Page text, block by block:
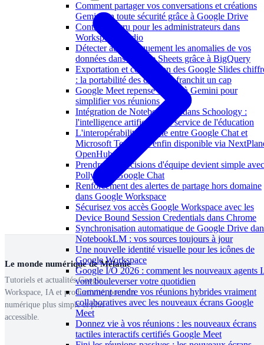
Comment partager vos conversations et créations
Gemini en toute sécurité grâce à Google Drive
Contrôle accru pour les administrateurs dans
Workspace Studio
Détecter automatiquement les anomalies de vos
données dans Google Sheets grâce à BigQuery
Exportation et conversion des Google Slides
: la portabilité des données franchit un cap
Google Meet repense l'accès à Gemini pour
simplifier vos réunions
Intégration de NotebookLM dans Schoology :
l'intelligence artificielle au service de l'éducation
L'interopérabilité externe entre Google Chat et
Microsoft Teams est enfin disponible via
OpenHub
Prendre des décisions d'équipe devient simple avec
Polly dans Google Chat
Renforcement des alertes de partage hors domaine
dans Google Workspace
Sécurisez vos accès Google Workspace avec les
Device Bound Session Credentials dans Chrome
Synchronisation automatique de Google Drive
NotebookLM : vos sources toujours à jour
Une nouvelle identité visuelle pour les icônes de
Google Workspace
Google I/O 2026 : comment les nouveaux agents
vont bouleverser votre quotidien
Comment rendre vos réunions hybrides vraiment
collaboratives avec les nouveaux écrans Google
Meet
Donnez vie à vos réunions : les nouveaux écrans
tactiles interactifs certifiés Google Meet
Le monde numérique de Mélanie
Tutoriels et actualités Google
Workspace, IA et productivité, pour un
numérique plus simple et plus
accessible.